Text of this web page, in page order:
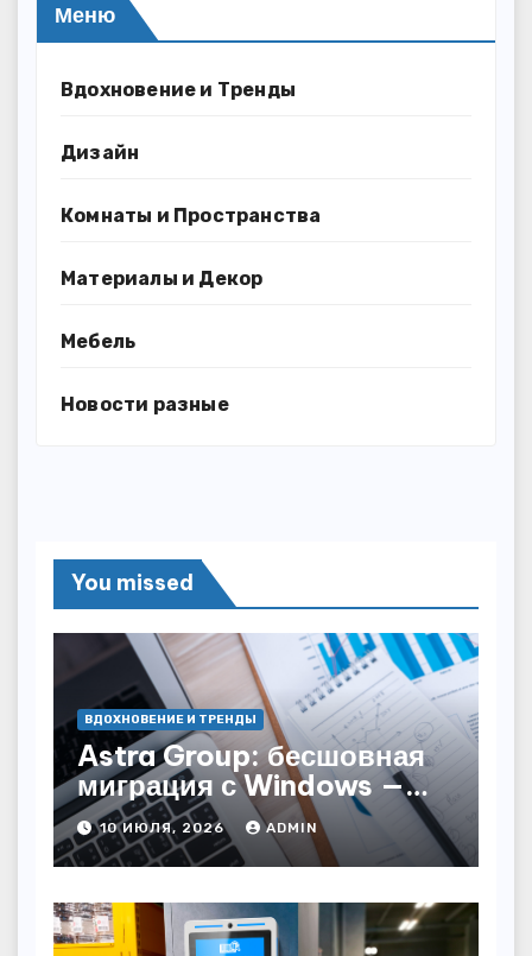
Меню
Вдохновение и Тренды
Дизайн
Комнаты и Пространства
Материалы и Декор
Мебель
Новости разные
You missed
ВДОХНОВЕНИЕ И ТРЕНДЫ
Astra Group: бесшовная
миграция с Windows —
как сохранить бизнес-
непрерывность
10 ИЮЛЯ, 2026 ADMIN